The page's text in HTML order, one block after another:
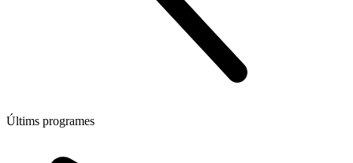
Últims programes